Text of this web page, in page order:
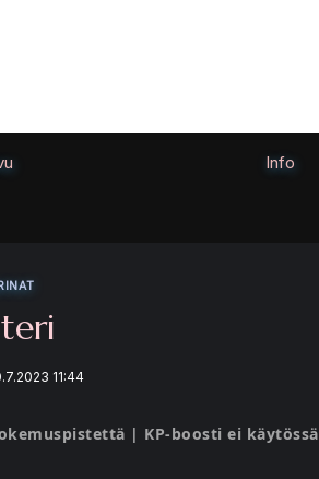
Info
11:44
| KP-boosti ei käytössä